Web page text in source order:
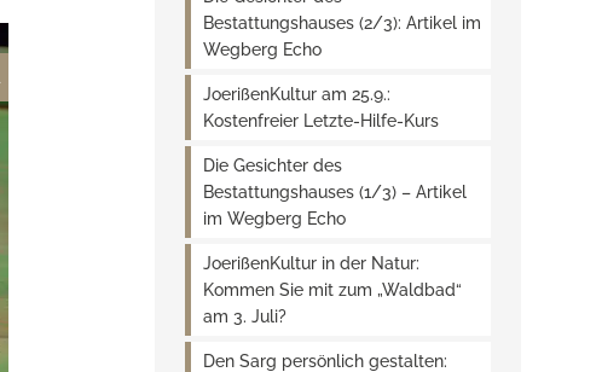
Bestattungshauses (2/3): Artikel im
Wegberg Echo
JoerißenKultur am 25.9.:
Kostenfreier Letzte-Hilfe-Kurs
Die Gesichter des
Bestattungshauses (1/3) – Artikel
im Wegberg Echo
JoerißenKultur in der Natur:
Kommen Sie mit zum „Waldbad“
am 3. Juli?
Den Sarg persönlich gestalten: